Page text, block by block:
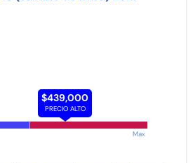
$439,000
PRECIO ALTO
Max